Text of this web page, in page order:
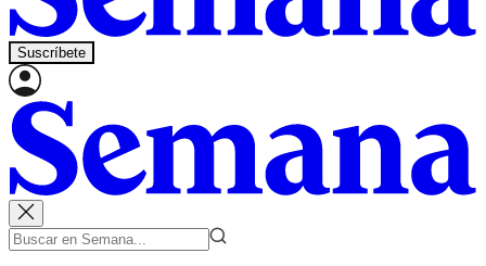
Suscríbete